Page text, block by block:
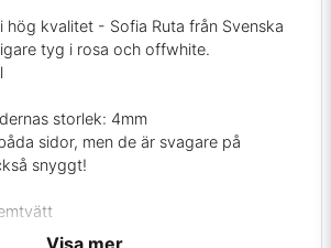
hög kvalitet - Sofia Ruta från Svenska
tyg i rosa och offwhite.
storlek: 4mm
sidor, men de är svagare på
snyggt!
30000Visa mer